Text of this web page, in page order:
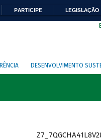
PARTICIPE LEGISLAÇÃO
DESENVOLVIMENTO